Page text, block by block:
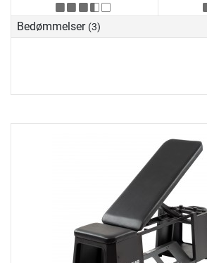
Bedømmelser (3)